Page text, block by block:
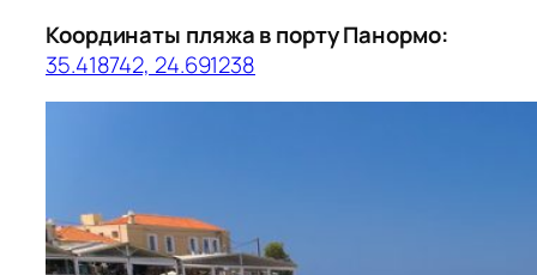
Координаты пляжа в порту Панормо:
35.418742, 24.691238